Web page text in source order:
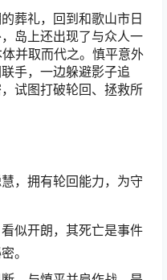
葬礼，回到和歌山市日
岛上还出现了与众人一
并取而代之。慎平意外
手，一边躲避影子追
试图打破轮回、拯救所
，拥有轮回能力，为守
似开朗，其死亡是事件
。